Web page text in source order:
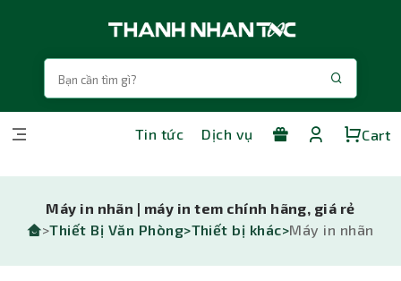
Tin tức Dịch vụ Cart
Máy in nhãn | máy in tem chính hãng, giá rẻ
>Thiết Bị Văn Phòng>Thiết bị khác>Máy in nhãn